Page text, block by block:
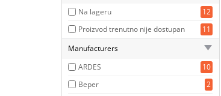
Na lageru
12
Proizvod trenutno nije dostupan
11
Manufacturers
ARDES
10
Beper
2